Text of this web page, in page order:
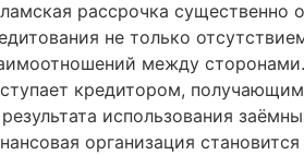
рассрочка существенно
не только
между
кредитором,
использования
организация